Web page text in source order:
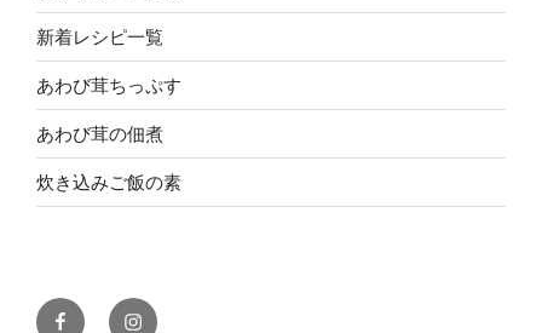
新着レシピ一覧
あわび茸ちっぷす
あわび茸の佃煮
炊き込みご飯の素
FacebookInstagram